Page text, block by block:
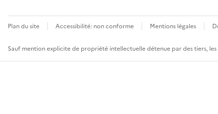
Plan du site Accessibilité: non conforme Mentions légales
Sauf mention explicite de propriété intellectuelle détenue par des tiers,